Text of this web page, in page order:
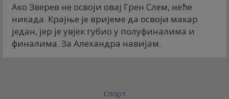
Ако Зверев не освоји овај Грен Слем, неће
никада. Крајње је вријеме да освоји макар
један, јер је увјек губио у полуфиналима и
финалима. За Алеxандра навијам.
Спорт